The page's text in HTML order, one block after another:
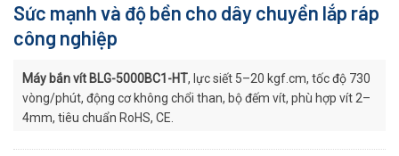
Sức mạnh và độ bền cho dây chuyền lắp ráp
công nghiệp
Máy bắn vít BLG-5000BC1-HT, lực siết 5–20 kgf.cm, tốc độ 730
vòng/phút, động cơ không chổi than, bộ đếm vít, phù hợp vít 2–
4mm, tiêu chuẩn RoHS, CE.